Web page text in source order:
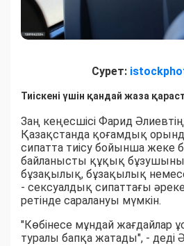
Сурет:
Тиіскені үшін қандай жаза
Заң кеңесшісі Фарид Әлиевтің
Қазақстанда қоғамдық
сипатта тиісу бойынша жеке
байланысты құқық
бұзақылық, бұзақылық
- сексуалдық сипаттағы
ретінде саралануы мүмкін.
"Көбінесе мұндай жағдайлар
туралы бапқа жатады", - деді